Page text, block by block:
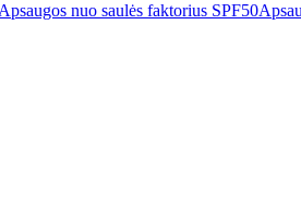
Apsaugos nuo saulės faktorius SPF50